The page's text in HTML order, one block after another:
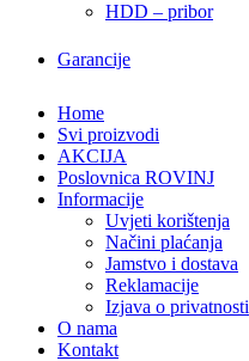
HDD – pribor
Garancije
Home
Svi proizvodi
AKCIJA
Poslovnica ROVINJ
Informacije
Uvjeti korištenja
Načini plaćanja
Jamstvo i dostava
Reklamacije
Izjava o privatnosti
O nama
Kontakt